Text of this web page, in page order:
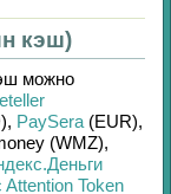
кэш)
можно
, PaySera (EUR),
(WMZ),
Attention Token